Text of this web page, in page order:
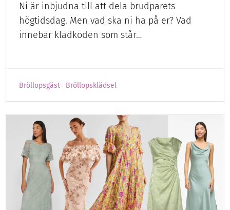
Ni är inbjudna till att dela brudparets
högtidsdag. Men vad ska ni ha på er? Vad
innebär klädkoden som står…
Bröllopsgäst Bröllopsklädsel